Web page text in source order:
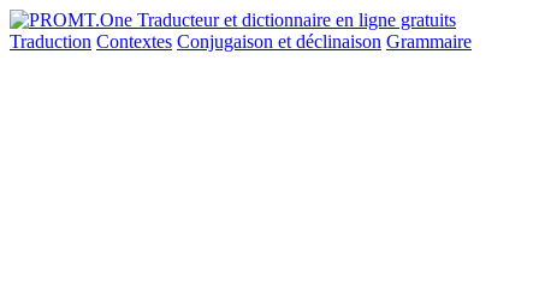
Traduction Contextes Conjugaison et déclinaison Grammaire